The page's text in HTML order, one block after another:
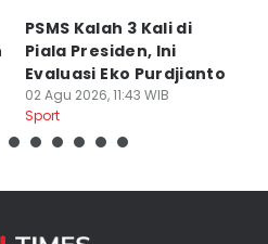
PSMS Kalah 3 Kali di
Piala Presiden, Ini
Evaluasi Eko Purdjianto
02 Agu 2026, 11:43 WIB
Sport